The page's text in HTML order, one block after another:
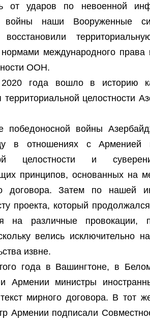
от ударов по невоенной
войны наши Вооруженные
нормами международного
ООН.
года вошло в историю
территориальной целостности
победоносной войны
в отношениях с Арменией
целостности и
принципов, основанных на
договора. Затем по нашей
проекта, который
на различные провокации,
велись исключительно
извне.
года в Вашингтоне, в
Армении министры
мирного договора. В тот
Армении подписали